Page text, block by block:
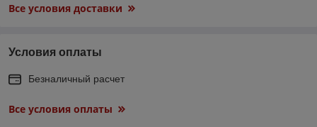
Все условия доставки
Условия оплаты
Безналичный расчет
Все условия оплаты